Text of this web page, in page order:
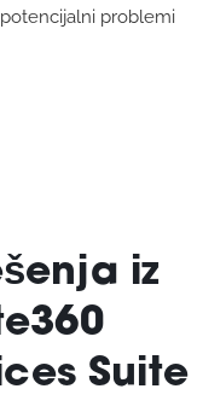
problemi
iz
Suite